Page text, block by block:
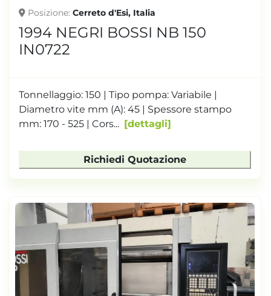
Posizione Cerreto d'Esi, Italia
1994 NEGRI BOSSI NB 150
IN0722
Tonnellaggio: 150 | Tipo pompa: Variabile |
Diametro vite mm (A): 45 | Spessore stampo
mm: 170 - 525 | Cors...
dettagli
Richiedi Quotazione